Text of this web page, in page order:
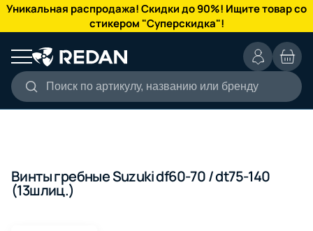
Уникальная распродажа! Скидки до 90%! Ищите товар со
стикером "Суперскидка"!
Поиск по артикулу, названию или бренду
КАТАЛОГ
Винты гребные Suzuki df60-70 / dt75-140
(13шлиц.)